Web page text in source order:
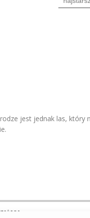
jest jednak las, który